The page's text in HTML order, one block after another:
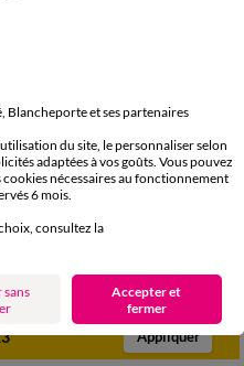
36 37
Mocassins en cuir velours
-50% dès 2 art Code 899013
Appliquer
et ses partenaires
du site, le personnaliser selon
adaptées à vos goûts. Vous pouvez
cookies nécessaires au fonctionnement
6 mois.
consultez la
Accepter et
fermer